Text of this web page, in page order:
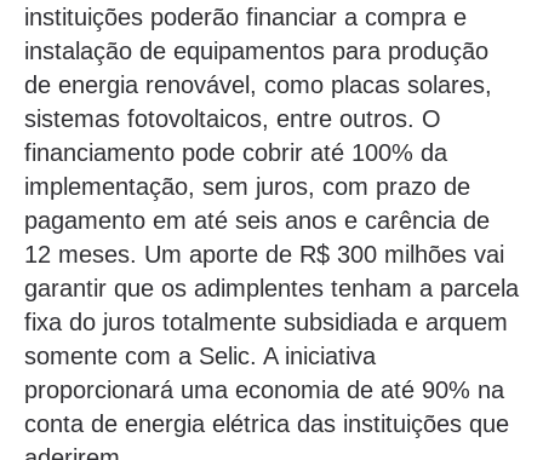
instituições poderão financiar a compra e
instalação de equipamentos para produção
de energia renovável, como placas solares,
sistemas fotovoltaicos, entre outros. O
financiamento pode cobrir até 100% da
implementação, sem juros, com prazo de
pagamento em até seis anos e carência de
12 meses. Um aporte de R$ 300 milhões vai
garantir que os adimplentes tenham a parcela
fixa do juros totalmente subsidiada e arquem
somente com a Selic. A iniciativa
proporcionará uma economia de até 90% na
conta de energia elétrica das instituições que